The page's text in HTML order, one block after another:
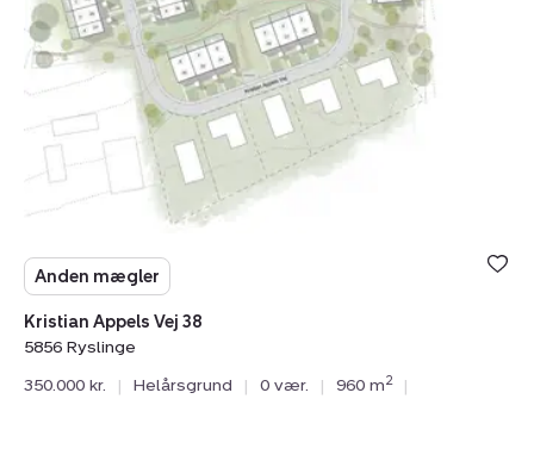
Vej
38,
5856
Ryslinge
Anden mægler
Kristian Appels Vej 38
5856 Ryslinge
350.000 kr.
| Helårsgrund | 0 vær. | 960 m2 |